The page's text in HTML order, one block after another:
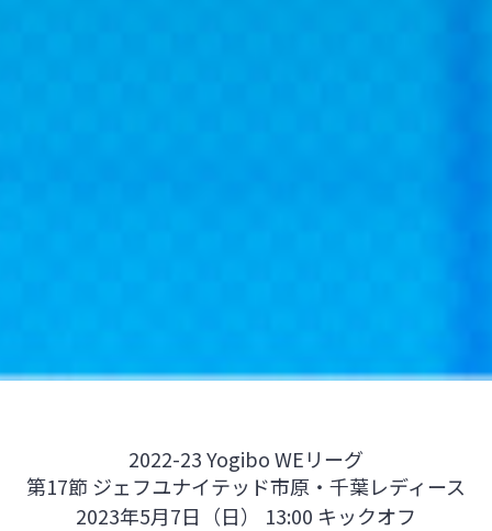
2022-23 Yogibo WEリーグ
第17節 ジェフユナイテッド市原・千葉レディース
2023年5月7日（日） 13:00 キックオフ